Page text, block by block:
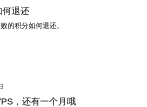
何退还
的积分如何退还。
，还有一个月哦